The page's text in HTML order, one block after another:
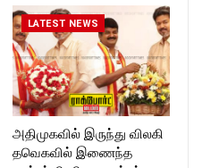
LATEST NEWS
அதிமுகவில் இருந்து விலகி
தவெகவில் இணைந்த